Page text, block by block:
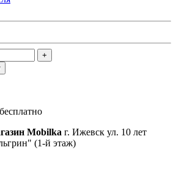
+
Mobilka г. Ижевск ул. 10 лет
(1-й этаж)